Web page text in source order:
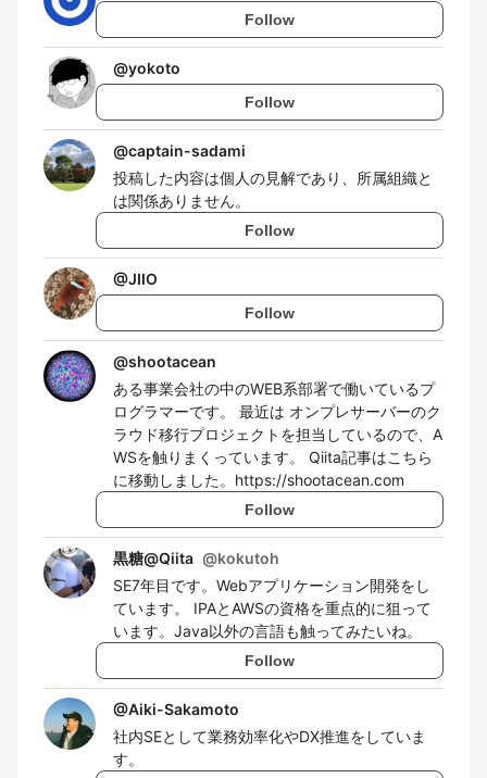
Follow
@yokoto
Follow
@captain-sadami
投稿した内容は個人の見解であり、所属組織と
は関係ありません。
Follow
@JIIO
Follow
@shootacean
ある事業会社の中のWEB系部署で働いているプ
ログラマーです。 最近は オンプレサーバーのク
ラウド移行プロジェクトを担当しているので、A
WSを触りまくっています。 Qiita記事はこちら
に移動しました。https://shootacean.com
Follow
黒糖@Qiita @kokutoh
SE7年目です。Webアプリケーション開発をし
ています。 IPAとAWSの資格を重点的に狙って
います。Java以外の言語も触ってみたいね。
Follow
@Aiki-Sakamoto
社内SEとして業務効率化やDX推進をしていま
す。